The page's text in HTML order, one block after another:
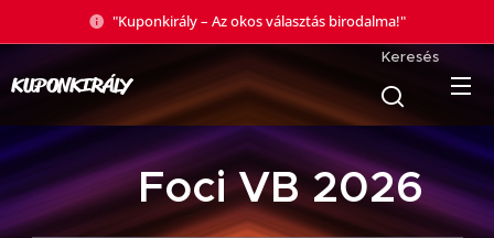
"Kuponkirály – Az okos választás birodalma!"
KUPONKIRÁLY
Keresés
🏆 Foci VB 2026